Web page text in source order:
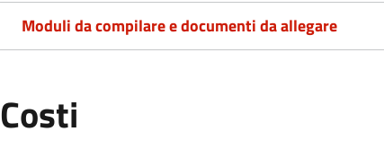
Moduli da compilare e documenti da allegare
Costi